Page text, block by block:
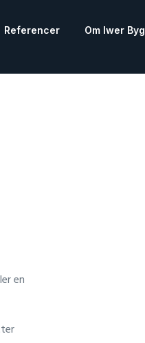
Referencer Om Iwer Byg
en